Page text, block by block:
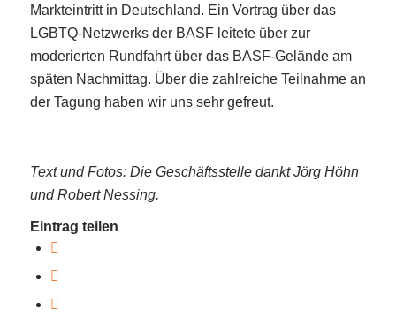
Markteintritt in Deutschland. Ein Vortrag über das
LGBTQ-Netzwerks der BASF leitete über zur
moderierten Rundfahrt über das BASF-Gelände am
späten Nachmittag. Über die zahlreiche Teilnahme an
der Tagung haben wir uns sehr gefreut.
Text und Fotos: Die Geschäftsstelle dankt Jörg Höhn
und Robert Nessing.
Eintrag teilen